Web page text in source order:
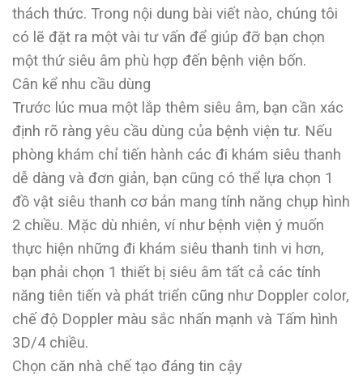
thách thức. Trong nội dung bài viết nào, chúng tôi
có lẽ đặt ra một vài tư vấn để giúp đỡ bạn chọn
một thứ siêu âm phù hợp đến bệnh viện bốn.
Cân kể nhu cầu dùng
Trước lúc mua một lắp thêm siêu âm, bạn cần xác
định rõ ràng yêu cầu dùng của bệnh viện tư. Nếu
phòng khám chỉ tiến hành các đi khám siêu thanh
dễ dàng và đơn giản, bạn cũng có thể lựa chọn 1
đồ vật siêu thanh cơ bản mang tính năng chụp hình
2 chiều. Mặc dù nhiên, ví như bệnh viện ý muốn
thực hiện những đi khám siêu thanh tinh vi hơn,
bạn phải chọn 1 thiết bị siêu âm tất cả các tính
năng tiên tiến và phát triển cũng như Doppler color,
chế độ Doppler màu sắc nhấn mạnh và Tấm hình
3D/4 chiều.
Chọn căn nhà chế tạo đáng tin cậy